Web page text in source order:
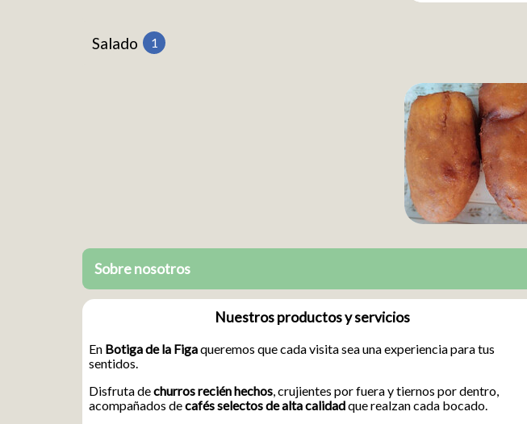
Salado 1
Sobre nosotros
Nuestros productos y servicios
En Botiga de la Figaqueremos que cada visita sea una experiencia para tus
sentidos.
Disfruta dechurros recién hechos, crujientes por fuera y tiernos por dentro,
acompañados decafés selectos de alta calidadque realzan cada bocado.